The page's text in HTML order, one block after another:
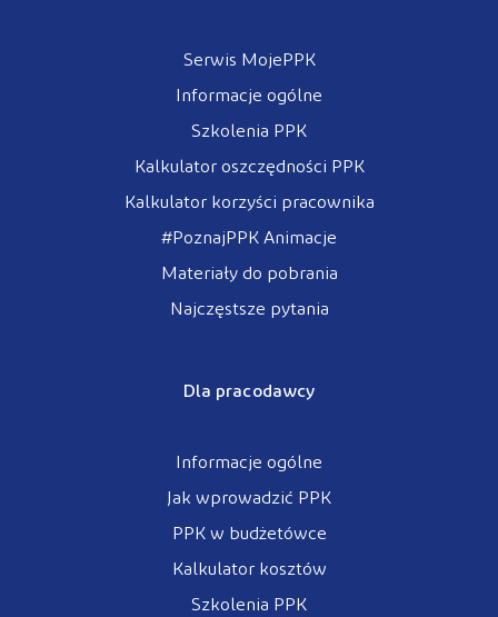
Serwis MojePPK
Informacje ogólne
Szkolenia PPK
Kalkulator oszczędności PPK
Kalkulator korzyści pracownika
#PoznajPPK Animacje
Materiały do pobrania
Najczęstsze pytania
Dla pracodawcy
Informacje ogólne
Jak wprowadzić PPK
PPK w budżetówce
Kalkulator kosztów
Szkolenia PPK